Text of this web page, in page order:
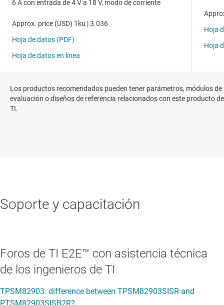
Los productos recomendados pueden tener parámetros, módulos de
evaluación o diseños de referencia relacionados con este producto de
TI.
Soporte y capacitación
Foros de TI E2E™ con asistencia técnica
de los ingenieros de TI